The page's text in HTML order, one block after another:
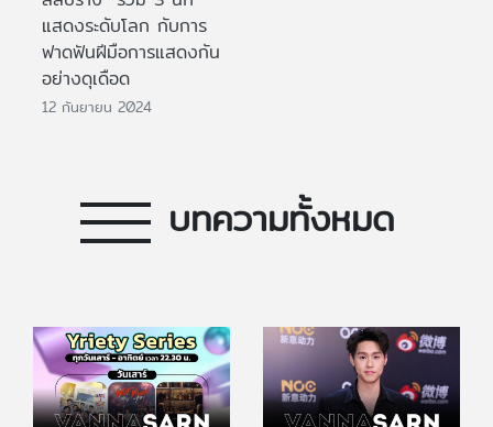
แสดงระดับโลก กับการ
ฟาดฟันฝีมือการแสดงกัน
อย่างดุเดือด
12 กันยายน 2024
บทความทั้งหมด